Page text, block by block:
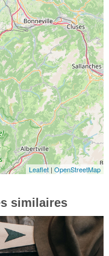
Leaflet |OpenStreetMap
similaires